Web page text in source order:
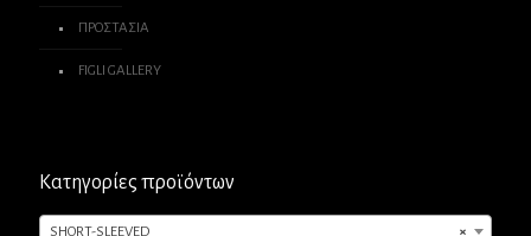
ΠΡΟΣΤΑΣΙΑ
FIGLI GALLERY
Κατηγορίες προϊόντων
×
SHORT-SLEEVED